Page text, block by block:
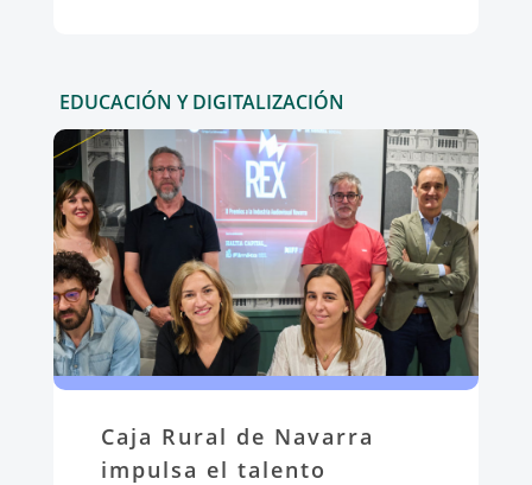
EDUCACIÓN Y DIGITALIZACIÓN
Caja Rural de Navarra
impulsa el talento